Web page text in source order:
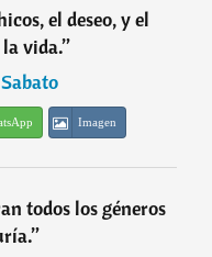
el deseo, y el
vida.”
Imagen
todos los géneros
”